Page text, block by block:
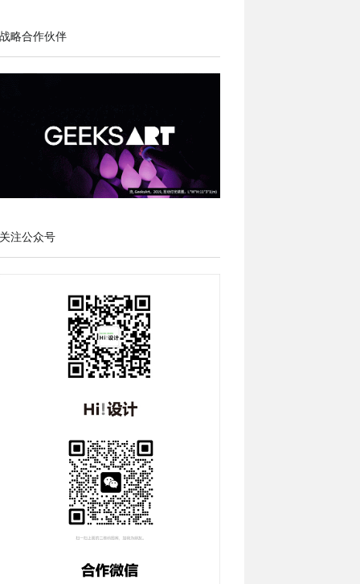
略合作伙伴
注公众号